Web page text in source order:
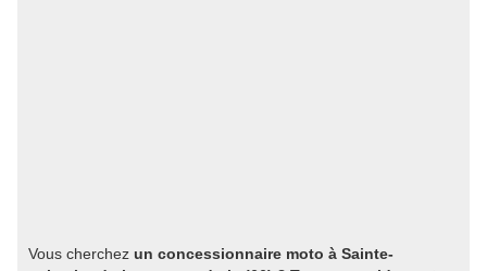
Vous cherchez un concessionnaire moto à Sainte-